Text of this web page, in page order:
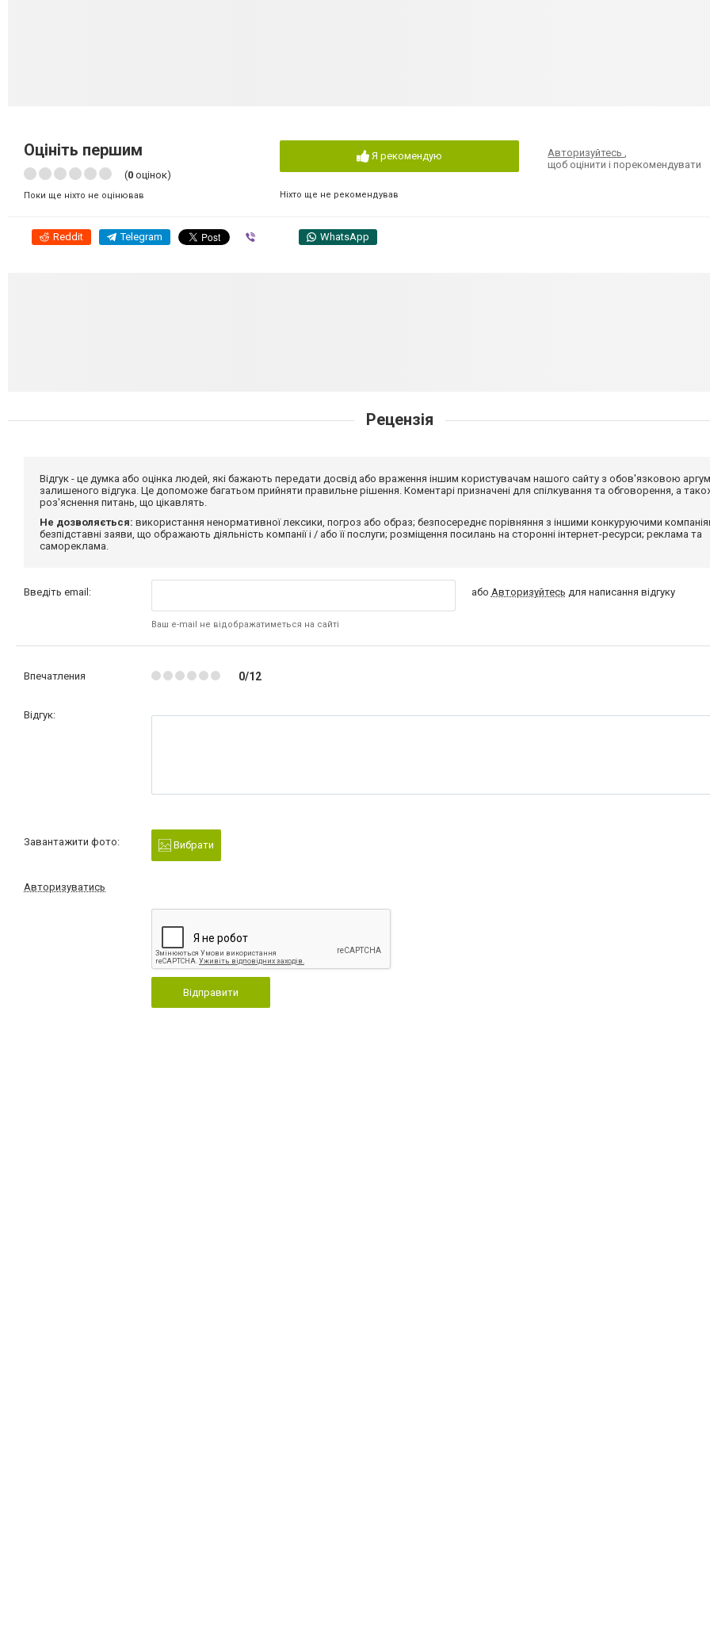
Оцініть першим
(0 оцінок)
Поки ще ніхто не оцінював
Я рекомендую
Ніхто ще не рекомендував
Авторизуйтесь
щоб оцінити і порекомендувати
Reddit Telegram WhatsApp
Рецензія
Відгук - це думка або оцінка людей, які бажають передати досвід або враження іншим користувачам нашого сайту з обов'язковою
залишеного відгука. Це допоможе багатьом прийняти правильне рішення. Коментарі призначені для спілкування та обговорення, а
роз'яснення питань, що цікавлять.
Не дозволяється: використання ненормативної лексики, погроз або образ; безпосереднє порівняння з іншими конкуруючими
безпідставні заяви, що ображають діяльність компанії і / або її послуги; розміщення посилань на сторонні інтернет-ресурси; реклама та
самореклама.
Введіть email:
Ваш e-mail не відображатиметься на сайті
або Авторизуйтесь для написання відгуку
Впечатления 0/12
Відгук:
Завантажити фото: Вибрати
Авторизуватись
Відправити